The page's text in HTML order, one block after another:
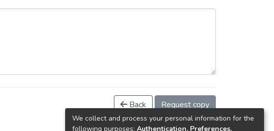
Back Request copy
We collect and process your personal information for the
following purposes: Authentication, Preferences,